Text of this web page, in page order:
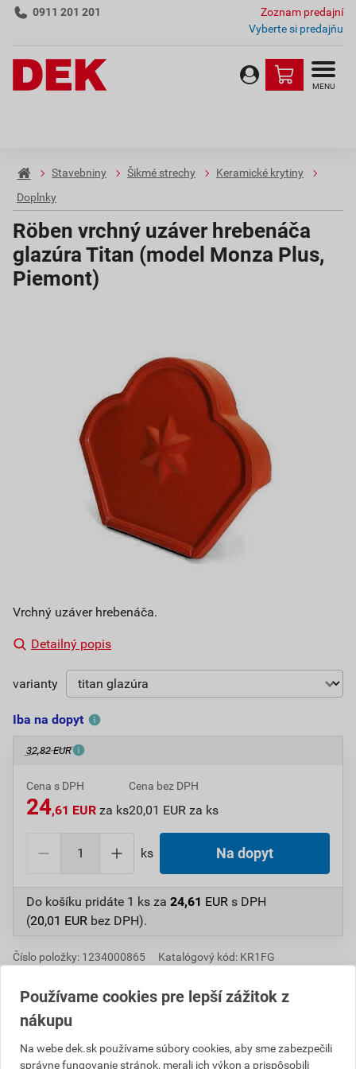
0911 201 201
Zoznam predajní
Vyberte si predajňu
MENU
Stavebniny Šikmé strechy
Keramické krytiny
Doplnky
Röben vrchný uzáver hrebenáča
glazúra Titan (model Monza Plus,
Piemont)
Vrchný uzáver hrebenáča.
Detailný popis
varianty
Iba na dopyt
32,82 EUR
Cena s DPH
24,61 EUR za ks
Cena bez DPH
20,01 EUR za ks
ks Na dopyt
Do košíku pridáte 1 ks za 24,61 EUR s DPH
(20,01 EUR bez DPH).
Číslo položky: 1234000865
Katalógový kód: KR1FG
Popis
Používame cookies pre lepší zážitok z
nákupu
Na webe dek.sk používame súbory cookies, aby sme zabezpečili
správne fungovanie stránok, merali ich výkon a prispôsobili